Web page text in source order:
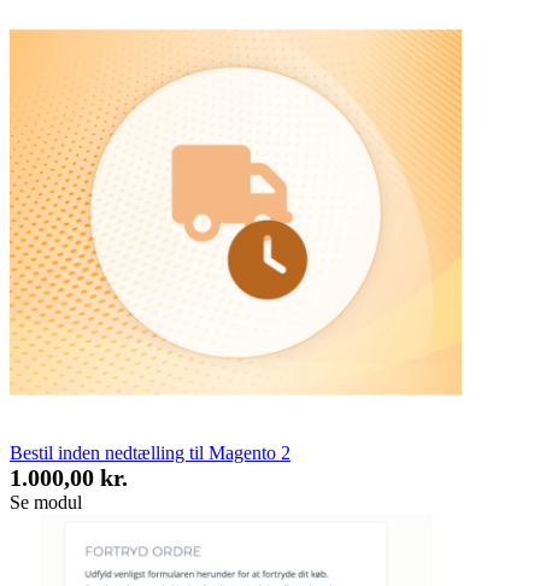
Bestil inden nedtælling til Magento 2
1.000,00 kr.
Se modul